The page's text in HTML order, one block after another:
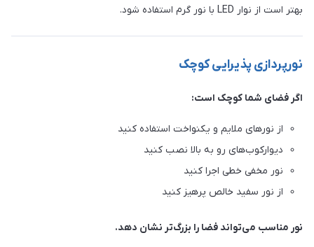
بهتر است از نوار LED با نور گرم استفاده شود.
نورپردازی پذیرایی کوچک
اگر فضای شما کوچک است:
از نورهای ملایم و یکنواخت استفاده کنید
دیوارکوب‌های رو به بالا نصب کنید
نور مخفی خطی اجرا کنید
از نور سفید خالص پرهیز کنید
نور مناسب می‌تواند فضا را بزرگ‌تر نشان دهد.